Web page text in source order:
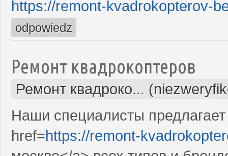
https://remont-kvadrokopterov-
odpowiedz
Ремонт квадрокоптеров
Ремонт квадроко...
Наши специалисты
href=https://remont-